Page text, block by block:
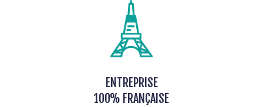
ENTREPRISE
100% FRANÇAISE